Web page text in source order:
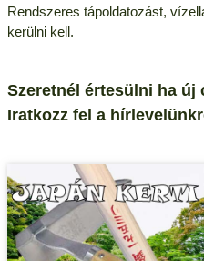
Rendszeres tápoldatozást,
kerülni kell.
Szeretnél értesülni ha új
Iratkozz fel a